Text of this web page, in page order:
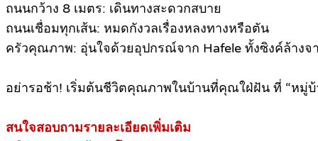
ถนนกว้าง 8 เมตร: เดินทางสะดวกสบาย
ถนนเชื่อมทุกเส้น: หมดกังวลเรื่องหลงทางหรือตัน
ครัวคุณภาพ: อุ่นใจด้วยอุปกรณ์จาก Hafele ทั้งซิงค์ล้างจ
อย่ารอช้า! เริ่มต้นชีวิตคุณภาพในบ้านที่คุณใฝ่ฝัน ที่ “หมู่บ้
สนใจสอบถามรายละเอียดเพิ่มเติม